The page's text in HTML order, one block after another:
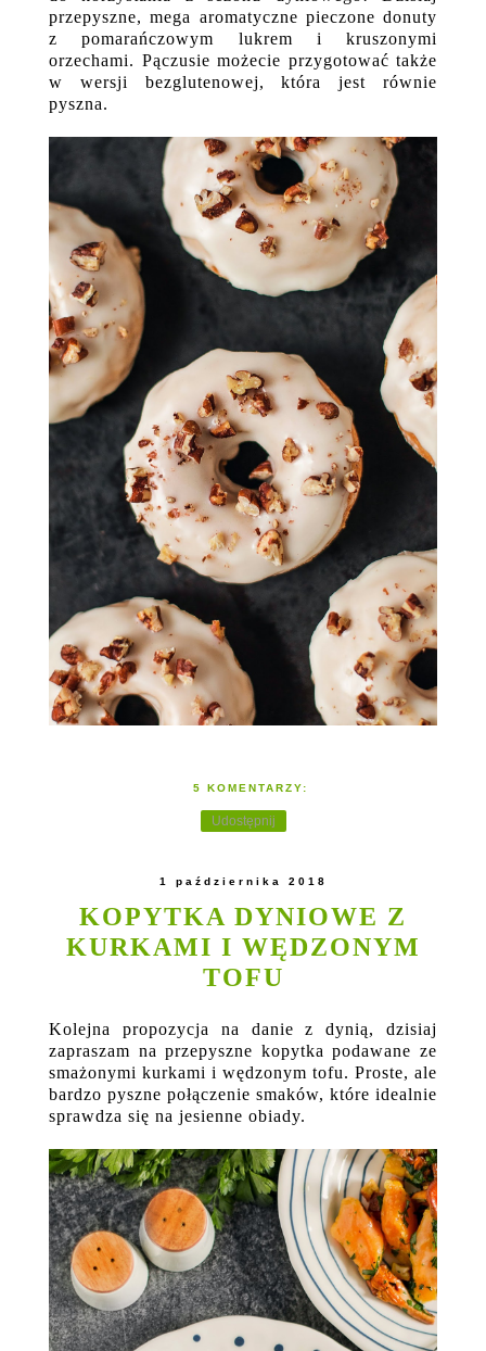
przepyszne, mega aromatyczne pieczone donuty
z pomarańczowym lukrem i kruszonymi
orzechami. Pączusie możecie przygotować także
w wersji bezglutenowej, która jest równie
pyszna.
5 KOMENTARZY:
Udostępnij
1 października 2018
KOPYTKA DYNIOWE Z
KURKAMI I WĘDZONYM
TOFU
Kolejna propozycja na danie z dynią, dzisiaj
zapraszam na przepyszne kopytka podawane ze
smażonymi kurkami i wędzonym tofu. Proste, ale
bardzo pyszne połączenie smaków, które idealnie
sprawdza się na jesienne obiady.